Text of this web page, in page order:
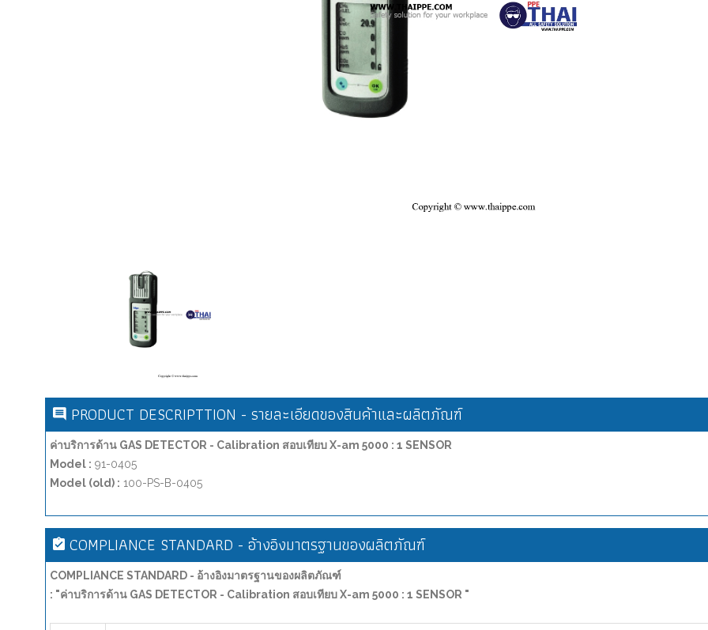
PRODUCT DESCRIPTTION - รายละเอียดของสินค้าและผลิตภัณฑ์
ค่าบริการด้าน GAS DETECTOR - Calibration สอบเทียบ X-am 5000 : 1 SENSOR
Model : 91-0405
Model (old) : 100-PS-B-0405
COMPLIANCE STANDARD - อ้างอิงมาตรฐานของผลิตภัณฑ์
COMPLIANCE STANDARD - อ้างอิงมาตรฐานของผลิตภัณฑ์
: "ค่าบริการด้าน GAS DETECTOR - Calibration สอบเทียบ X-am 5000 : 1 SENSOR "